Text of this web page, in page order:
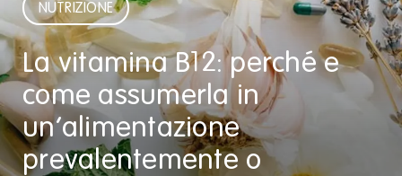
NUTRIZIONE
La vitamina B12: perché e
come assumerla in
un’alimentazione
prevalentemente o